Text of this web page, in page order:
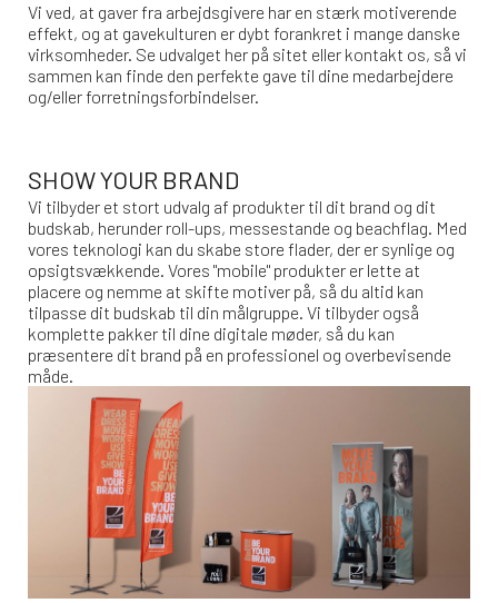
Vi ved, at gaver fra arbejdsgivere har en stærk motiverende
effekt, og at gavekulturen er dybt forankret i mange danske
virksomheder. Se udvalget her på sitet eller kontakt os, så vi
sammen kan finde den perfekte gave til dine medarbejdere
og/eller forretningsforbindelser.
SHOW YOUR BRAND
Vi tilbyder et stort udvalg af produkter til dit brand og dit
budskab, herunder roll-ups, messestande og beachflag. Med
vores teknologi kan du skabe store flader, der er synlige og
opsigtsvækkende. Vores "mobile" produkter er lette at
placere og nemme at skifte motiver på, så du altid kan
tilpasse dit budskab til din målgruppe. Vi tilbyder også
komplette pakker til dine digitale møder, så du kan
præsentere dit brand på en professionel og overbevisende
måde.